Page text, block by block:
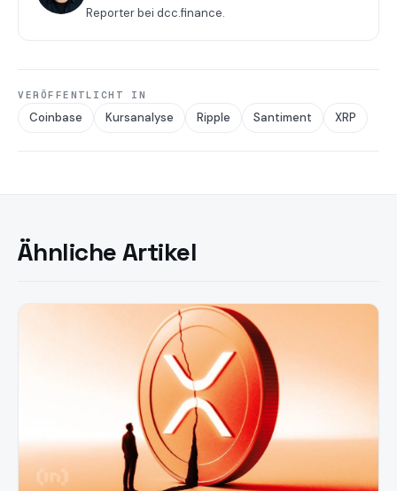
Reporter bei dcc.finance.
VERÖFFENTLICHT IN
Coinbase Kursanalyse Ripple Santiment XRP
Ähnliche Artikel